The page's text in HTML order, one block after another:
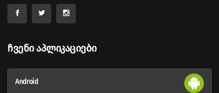
Ჩვენი Აპლიკაციები
Android